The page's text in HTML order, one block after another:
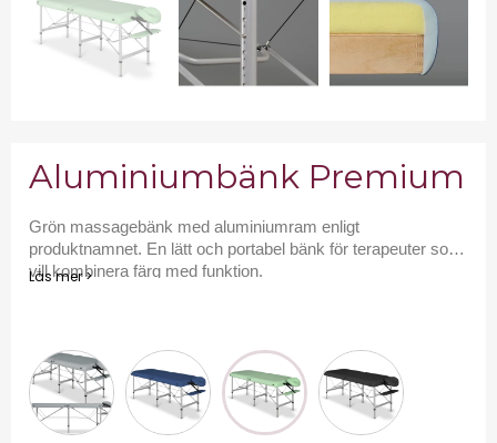
Aluminiumbänk Premium
Grön massagebänk med aluminiumram enligt
produktnamnet. En lätt och portabel bänk för terapeuter som
vill kombinera färg med funktion.
Läs mer >